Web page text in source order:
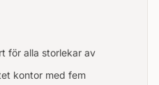
för alla storlekar av
kontor med fem